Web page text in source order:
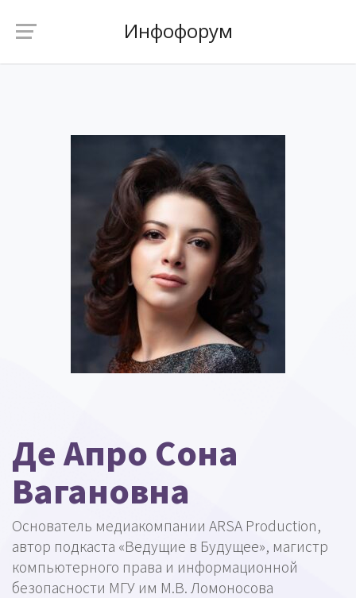
Инфофорум
Де Апро Сона
Вагановна
Основатель медиакомпании ARSA Production,
автор подкаста «Ведущие в Будущее», магистр
компьютерного права и информационной
безопасности МГУ им М.В. Ломоносова